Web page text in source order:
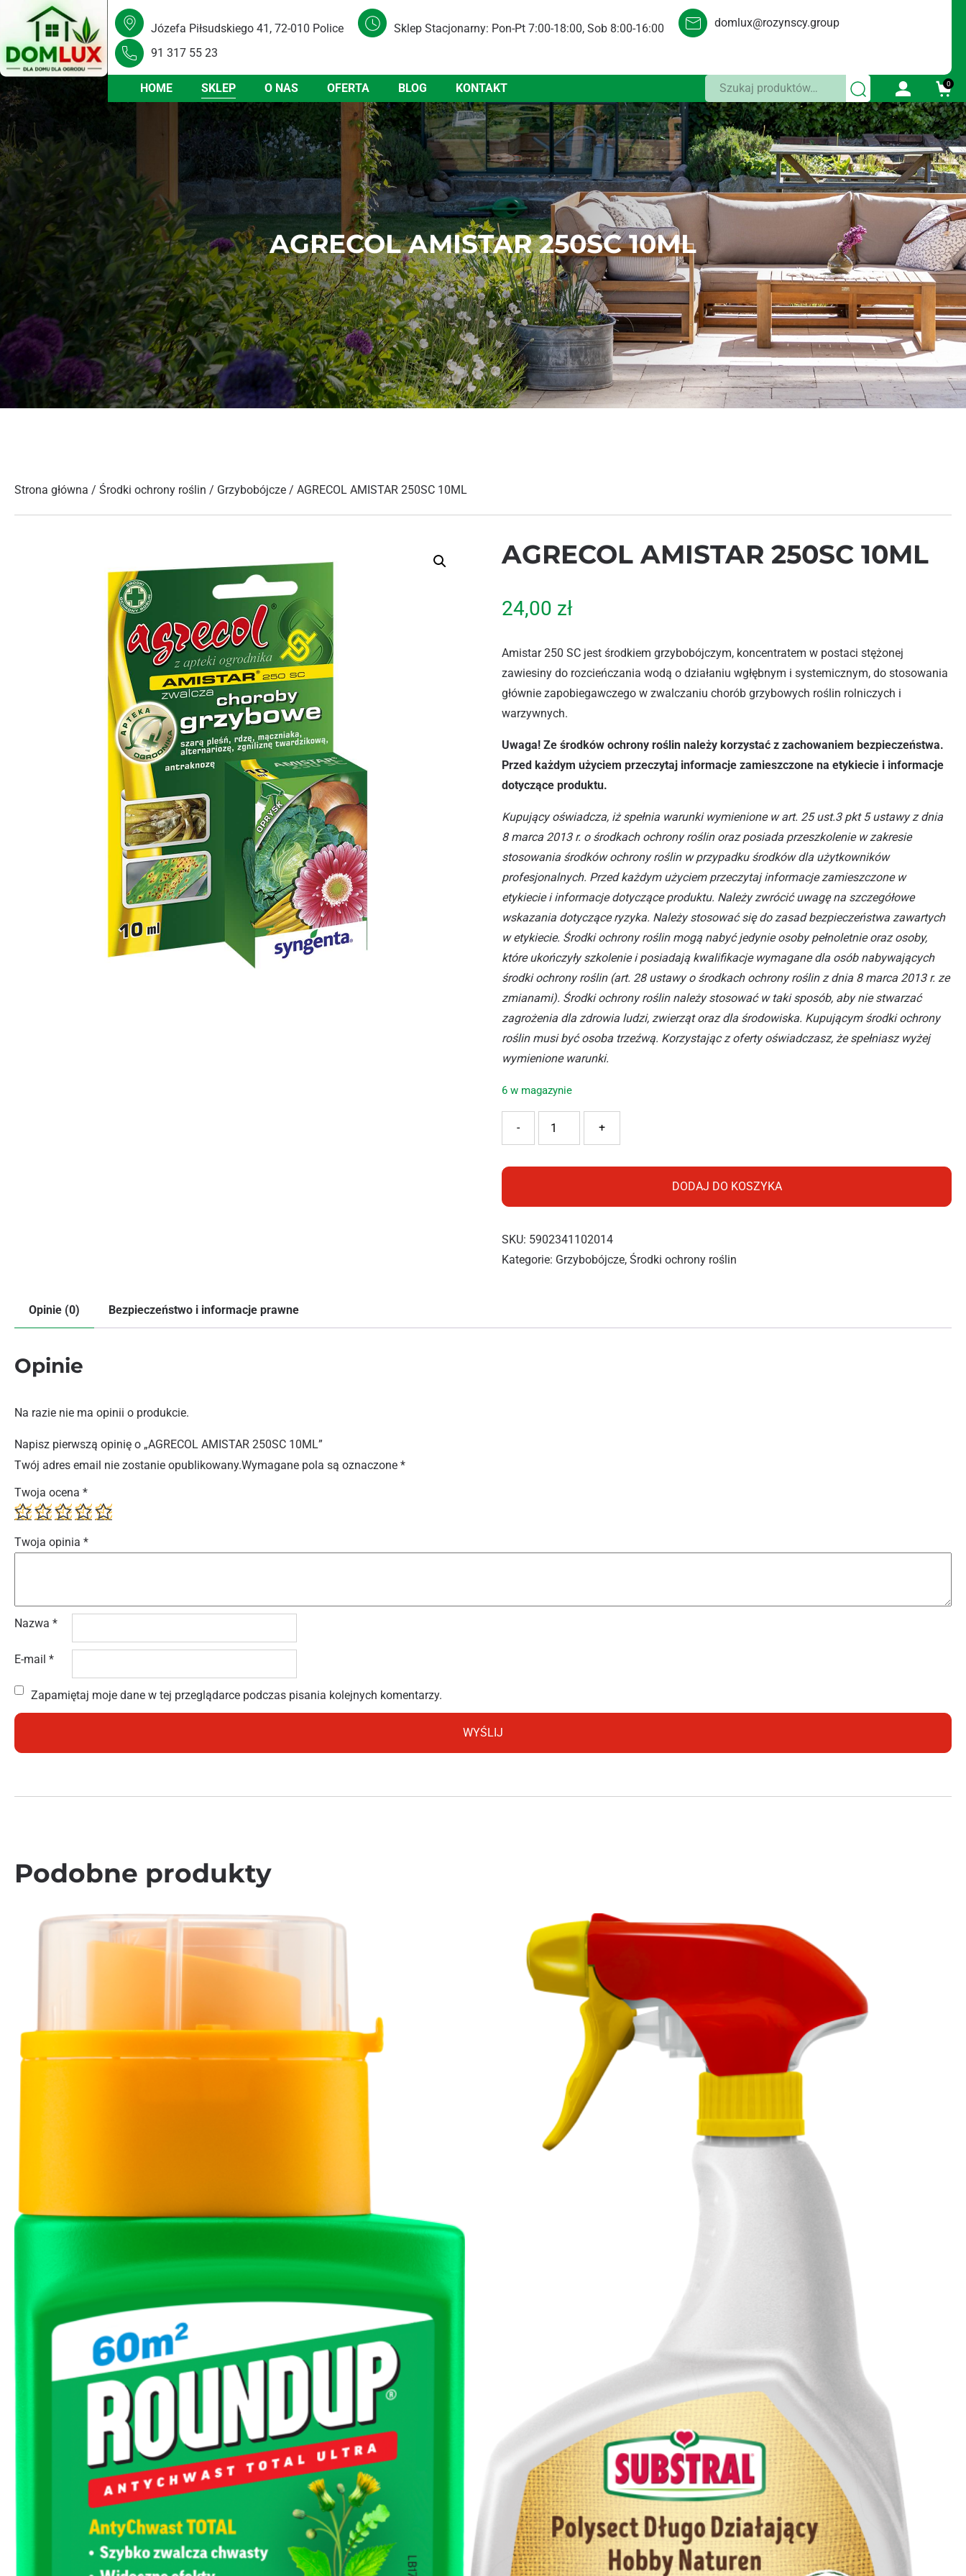
Józefa Piłsudskiego 41, 72-010 Police Sklep Stacjonarny: Pon-Pt 7:00-18:00, Sob 8:00-16:00 domlux@rozynscy.group
91 317 55 23
HOME SKLEP O NAS OFERTA BLOG KONTAKT Szukaj: 0
AGRECOL AMISTAR 250SC 10ML
Strona główna / Środki ochrony roślin / Grzybobójcze / AGRECOL AMISTAR 250SC 10ML
AGRECOL AMISTAR 250SC 10ML
24,00 zł
Amistar 250 SC jest środkiem grzybobójczym, koncentratem w postaci stężonej
zawiesiny do rozcieńczania wodą o działaniu wgłębnym i systemicznym, do stosowania
głównie zapobiegawczego w zwalczaniu chorób grzybowych roślin rolniczych i
warzywnych.
Uwaga! Ze środków ochrony roślin należy korzystać z zachowaniem bezpieczeństwa.
Przed każdym użyciem przeczytaj informacje zamieszczone na etykiecie i informacje
dotyczące produktu.
Kupujący oświadcza, iż spełnia warunki wymienione w art. 25 ust.3 pkt 5 ustawy z dnia
8 marca 2013 r. o środkach ochrony roślin oraz posiada przeszkolenie w zakresie
stosowania środków ochrony roślin w przypadku środków dla użytkowników
profesjonalnych. Przed każdym użyciem przeczytaj informacje zamieszczone w
etykiecie i informacje dotyczące produktu. Należy zwrócić uwagę na szczegółowe
wskazania dotyczące ryzyka. Należy stosować się do zasad bezpieczeństwa zawartych
w etykiecie. Środki ochrony roślin mogą nabyć jedynie osoby pełnoletnie oraz osoby,
które ukończyły szkolenie i posiadają kwalifikacje wymagane dla osób nabywających
środki ochrony roślin (art. 28 ustawy o środkach ochrony roślin z dnia 8 marca 2013 r. ze
zmianami). Środki ochrony roślin należy stosować w taki sposób, aby nie stwarzać
zagrożenia dla zdrowia ludzi, zwierząt oraz dla środowiska. Kupującym środki ochrony
roślin musi być osoba trzeźwą. Korzystając z oferty oświadczasz, że spełniasz wyżej
wymienione warunki.
6 w magazynie
+
-
DODAJ DO KOSZYKA
SKU: 5902341102014
Kategorie: Grzybobójcze,Środki ochrony roślin
Opinie (0) Bezpieczeństwo i informacje prawne
Opinie
Na razie nie ma opinii o produkcie.
Napisz pierwszą opinię o „AGRECOL AMISTAR 250SC 10ML”
Twój adres email nie zostanie opublikowany.Wymagane pola są oznaczone *
Twoja ocena *
Twoja opinia *
Nazwa *
E-mail *
Zapamiętaj moje dane w tej przeglądarce podczas pisania kolejnych komentarzy.
Podobne produkty